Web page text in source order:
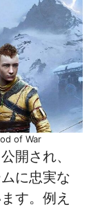
of War
開され、
に忠実な
す。例え